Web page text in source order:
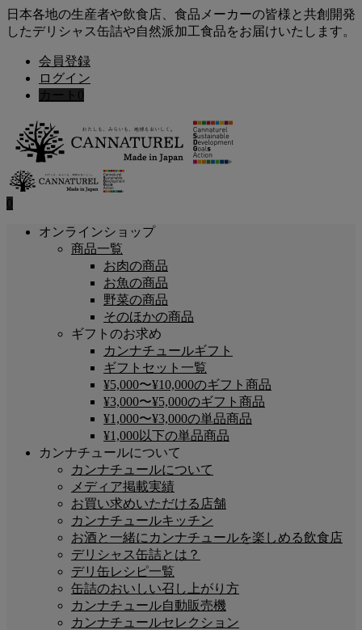
日本各地の生産者や飲食店、食品メーカーの皆様と共創開発
したデリシャス缶詰や自然派加工食品をお届けいたします。
会員登録
ログイン
カート 0
0
オンラインショップ
商品一覧
お肉の商品
お魚の商品
野菜の商品
そのほかの商品
ギフトのお求め
カンナチュールギフト
ギフトセット一覧
¥5,000〜¥10,000のギフト商品
¥3,000〜¥5,000のギフト商品
¥1,000〜¥3,000の単品商品
¥1,000以下の単品商品
カンナチュールについて
カンナチュールについて
メディア掲載実績
お買い求めいただける店舗
カンナチュールキッチン
お酒と一緒にカンナチュールを楽しめる飲食店
デリシャス缶詰とは？
デリ缶レシピ一覧
缶詰のおいしい召し上がり方
カンナチュール自動販売機
カンナチュールセレクション